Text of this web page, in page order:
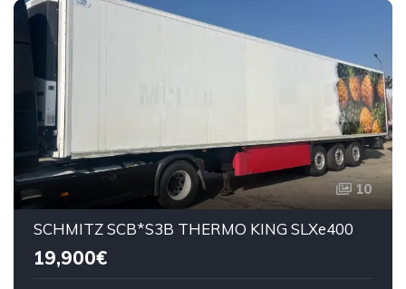
10
SCHMITZ SCB*S3B THERMO KING SLXe400
19,900€